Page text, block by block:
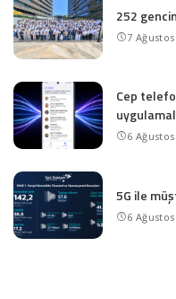
252
7
Cep
6
5G ile
6